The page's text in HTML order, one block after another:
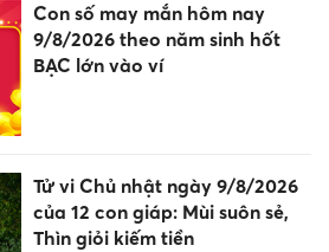
Con số may mắn hôm nay
9/8/2026 theo năm sinh hốt
BẠC lớn vào ví
Tử vi Chủ nhật ngày 9/8/2026
của 12 con giáp: Mùi suôn sẻ,
Thìn giỏi kiếm tiền